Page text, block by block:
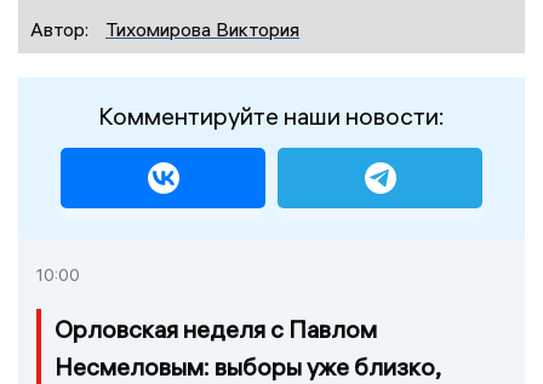
Автор:
Тихомирова Виктория
Комментируйте наши новости:
10:00
Орловская неделя с Павлом
Несмеловым: выборы уже близко,